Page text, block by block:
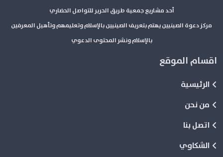
أحد مشاريع جمعية طريق الحرير للتواصل الحضاري
مركز دعوة الصينيين يهتم بتعريف الصينيين بالإسلام وتعليمهم وتأهيل المعرفين
بالإسلام ونشر المحتوى الدعوي
اقسام الموقع
الرئيسية
من نحن
اتصل بنا
الشكاوي